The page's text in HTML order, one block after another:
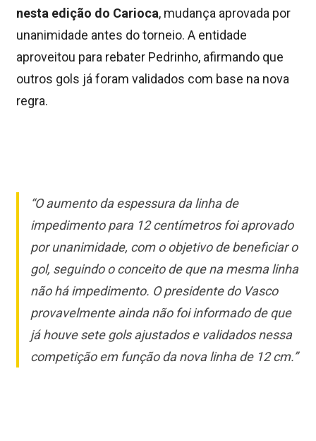
nesta edição do Carioca, mudança aprovada por
unanimidade antes do torneio. A entidade
aproveitou para rebater Pedrinho, afirmando que
outros gols já foram validados com base na nova
regra.
“O aumento da espessura da linha de
impedimento para 12 centímetros foi aprovado
por unanimidade, com o objetivo de beneficiar o
gol, seguindo o conceito de que na mesma linha
não há impedimento. O presidente do Vasco
provavelmente ainda não foi informado de que
já houve sete gols ajustados e validados nessa
competição em função da nova linha de 12 cm.”